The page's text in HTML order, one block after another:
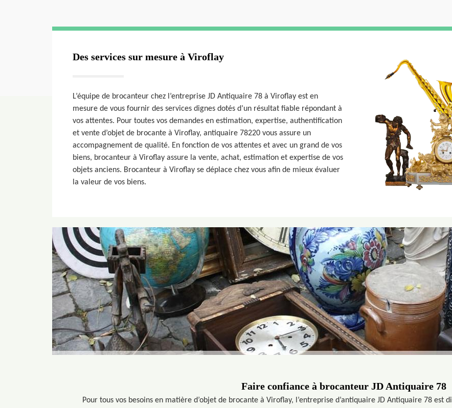
Des services sur mesure à Viroflay
L’équipe de brocanteur chez l’entreprise JD Antiquaire 78 à Viroflay est en
mesure de vous fournir des services dignes dotés d’un résultat fiable répondant à
vos attentes. Pour toutes vos demandes en estimation, expertise, authentification
et vente d’objet de brocante à Viroflay, antiquaire 78220 vous assure un
accompagnement de qualité. En fonction de vos attentes et avec un grand de vos
biens, brocanteur à Viroflay assure la vente, achat, estimation et expertise de vos
objets anciens. Brocanteur à Viroflay se déplace chez vous afin de mieux évaluer
la valeur de vos biens.
Faire confiance à brocanteur JD Antiquaire 78
Pour tous vos besoins en matière d’objet de brocante à Viroflay, l’entreprise d’antiquaire JD Antiquaire 78 est